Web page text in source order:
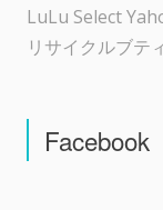
LuLu Select
リサイクルブテ
Facebook